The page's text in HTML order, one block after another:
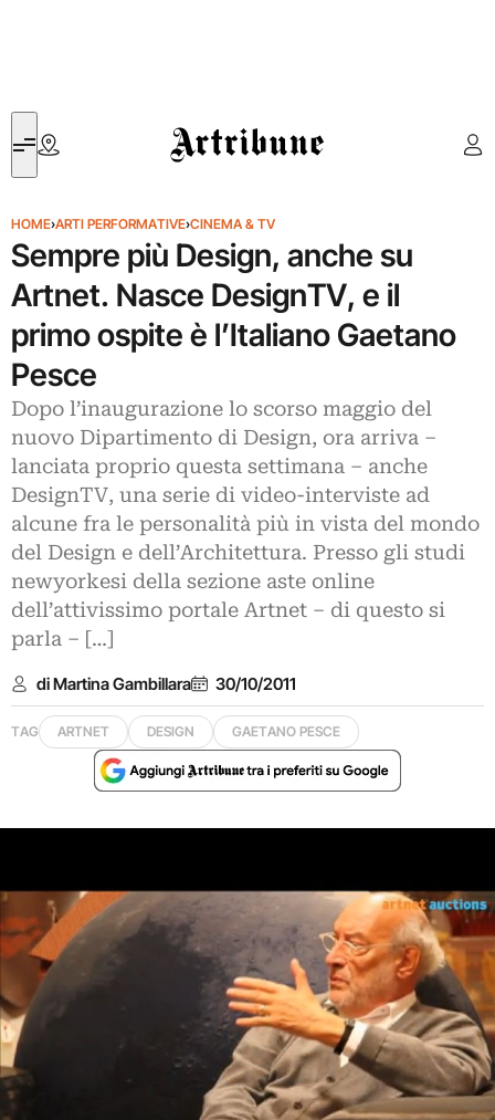
Artribune
HOME›ARTI PERFORMATIVE›CINEMA & TV
Sempre più Design, anche su
Artnet. Nasce DesignTV, e il
primo ospite è l’Italiano Gaetano
Pesce
Dopo l’inaugurazione lo scorso maggio del
nuovo Dipartimento di Design, ora arriva –
lanciata proprio questa settimana – anche
DesignTV, una serie di video-interviste ad
alcune fra le personalità più in vista del mondo
del Design e dell’Architettura. Presso gli studi
newyorkesi della sezione aste online
dell’attivissimo portale Artnet – di questo si
parla – […]
di Martina Gambillara 30/10/2011
TAG ARTNET DESIGN GAETANO PESCE